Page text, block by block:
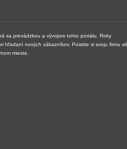
sa prevádzkou a vývojom tohto portálu. Roky
hľadaní nových zákazníkov. Poistite si svoju firmu
mieste.